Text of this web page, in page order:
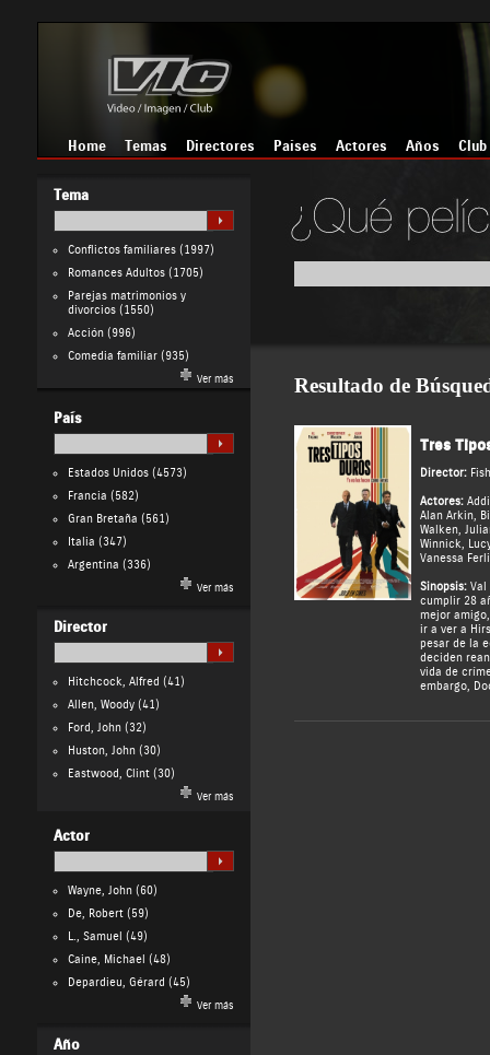
Home Temas Directores Países Actores Años Club
Tema
Conflictos familiares(1997)
Romances Adultos(1705)
Parejas matrimonios y
divorcios(1550)
Acción(996)
Comedia familiar(935)
Ver más
País
Estados Unidos(4573)
Francia (582)
Gran Bretaña (561)
Italia (347)
Argentina (336)
Ver más
Director
Hitchcock, Alfred (41)
Allen, Woody(41)
Ford, John(32)
Huston, John(30)
Eastwood, Clint(30)
Ver más
Actor
Wayne, John(60)
De, Robert(59)
L., Samuel (49)
Caine, Michael (48)
Depardieu, Gérard (45)
Ver más
Año
Resultado de
Tres
Director:
Actores:
Alan Arkin,
Walken,
Winnick,
Vanessa
Sinopsis:Val
cumplir 28
mejor
ir a ver a
pesar de la
deciden
vida de
embargo,